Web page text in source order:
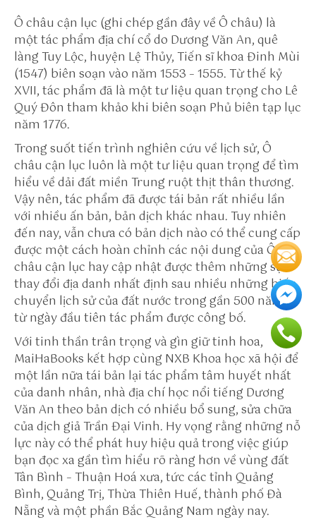
at
.c
o
m
/
@
s
n
w
in
to
h
tt
p
s:
//
s
u
p
p
o
rt
.
m
o
zi
ll
a.
o
Ô châu cận lục (ghi chép gần đây về Ô châu) là
một tác phẩm địa chí cổ do Dương Văn An, quê
làng Tuy Lộc, huyện Lệ Thủy, Tiến sĩ khoa Đinh Mùi
(1547) biên soạn vào năm 1553 – 1555. Từ thế kỷ
XVII, tác phẩm đã là một tư liệu quan trọng cho Lê
Quý Đôn tham khảo khi biên soạn Phủ biên tạp lục
năm 1776.
Trong suốt tiến trình nghiên cứu về lịch sử,Ô
châu cận lục luôn là một tư liệu quan trọng để tìm
hiểu về dải đất miền Trung ruột thịt thân thương.
Vậy nên, tác phẩm đã được tái bản rất nhiều lần
với nhiều ấn bản, bản dịch khác nhau. Tuy nhiên
đến nay, vẫn chưa có bản dịch nào có thể cung cấp
được một cách hoàn chỉnh các nội dung củaÔ
châu cận lục hay cập nhật được thêm những sự
thay đổi địa danh nhất định sau nhiều những biến
chuyển lịch sử của đất nước trong gần 500 năm kể
từ ngày đầu tiên tác phẩm được công bố.
Với tinh thần trân trọng và gìn giữ tinh hoa,
MaiHaBooks kết hợp cùng NXB Khoa học xã hội để
một lần nữa tái bản lại tác phẩm tâm huyết nhất
của danh nhân, nhà địa chí học nổi tiếng Dương
Văn An theo bản dịch có nhiều bổ sung, sửa chữa
của dịch giả Trần Đại Vinh. Hy vọng rằng những nỗ
lực này có thể phát huy hiệu quả trong việc giúp
bạn đọc xa gần tìm hiểu rõ ràng hơn về vùng đất
Tân Bình – Thuận Hoá xưa, tức các tỉnh Quảng
Bình, Quảng Trị, Thừa Thiên Huế, thành phố Đà
Nẵng và một phần Bắc Quảng Nam ngày nay.